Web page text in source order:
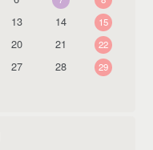
13 14
15
20 21
22
27 28
29